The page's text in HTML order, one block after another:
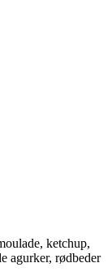
ketchup,
agurker, rødbeder